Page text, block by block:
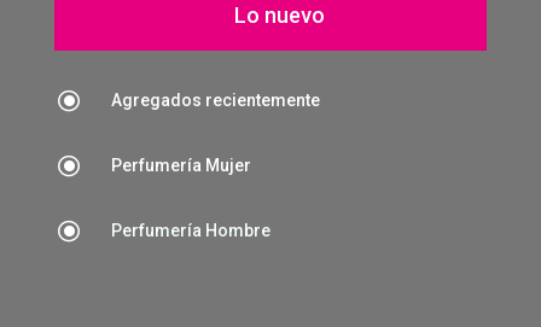
Lo nuevo
\ Agregados recientemente
\ Perfumería Mujer
\ Perfumería Hombre